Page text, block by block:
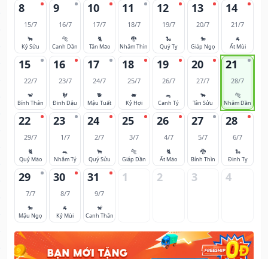
8
15/7
🐂
Kỷ Sửu
9
16/7
🐅
Canh Dần
10
17/7
🐈
Tân Mão
11
18/7
🐉
Nhâm Thìn
12
19/7
🐍
Quý Tỵ
13
20/7
🐎
Giáp Ngọ
14
21/7
🐐
Ất Mùi
15
22/7
🐒
Bính Thân
16
23/7
🐓
Đinh Dậu
17
24/7
🐕
Mậu Tuất
18
25/7
🐖
Kỷ Hợi
19
26/7
🐀
Canh Tý
20
27/7
🐂
Tân Sửu
21
28/7
🐅
Nhâm Dần
22
29/7
🐈
Quý Mão
23
1/7
🐀
Nhâm Tý
24
2/7
🐂
Quý Sửu
25
3/7
🐅
Giáp Dần
26
4/7
🐈
Ất Mão
27
5/7
🐉
Bính Thìn
28
6/7
🐍
Đinh Tỵ
29
7/7
🐎
Mậu Ngọ
30
8/7
🐐
Kỷ Mùi
31
9/7
🐒
Canh Thân
1 2 3 4